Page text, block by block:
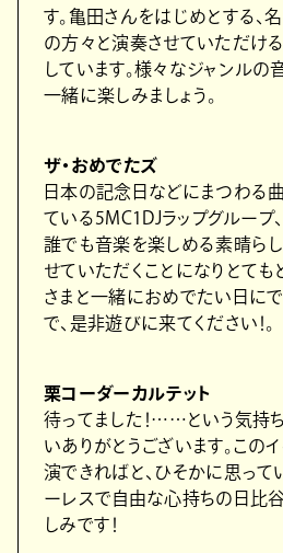
す。⻲⽥さんをはじめとする、
の⽅々と演奏させていただけ
しています。様々なジャンルの
⼀緒に楽しみましょう。
ザ・おめでたズ
⽇本の記念⽇などにまつわる
ている5MC1DJラップグループ
誰でも⾳楽を楽しめる素晴ら
せていただくことになりとても
さまと⼀緒におめでたい⽇に
で、是⾮遊びに来てください！。
栗コーダーカルテット
待ってました！……という気持
いありがとうございます。この
演できればと、ひそかに思って
ーレスで⾃由な⼼持ちの⽇⽐
しみです！